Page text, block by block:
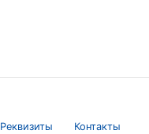
Реквизиты Контакты